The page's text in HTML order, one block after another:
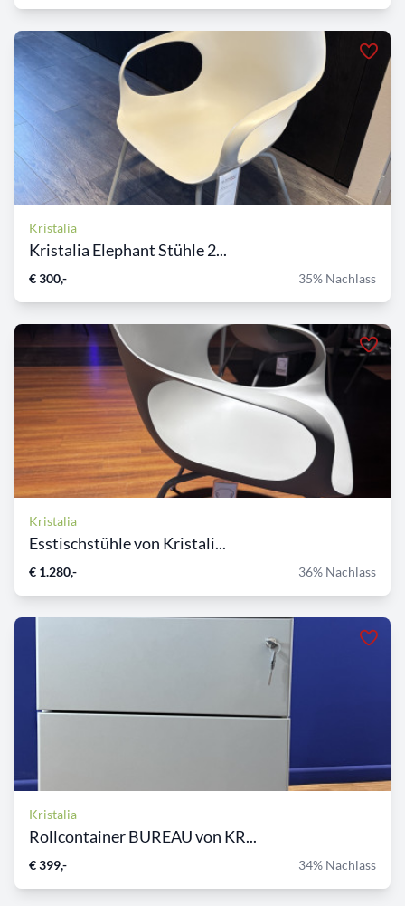
Kristalia
Kristalia Elephant Stühle 2...
€ 300,- 35% Nachlass
Kristalia
Esstischstühle von Kristali...
€ 1.280,- 36% Nachlass
Kristalia
Rollcontainer BUREAU von KR...
€ 399,- 34% Nachlass